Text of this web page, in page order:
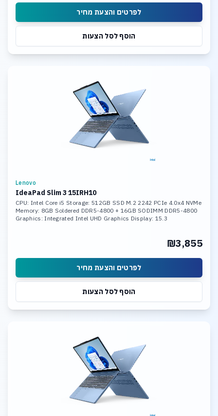
לפרטים והצעת מחיר
הוסף לסל הצעות
Lenovo
IdeaPad Slim 3 15IRH10
CPU: Intel Core i5 Storage: 512GB SSD M.2 2242 PCIe 4.0x4 NVMe
Memory: 8GB Soldered DDR5-4800 + 16GB SODIMM DDR5-4800
Graphics: Integrated Intel UHD Graphics Display: 15.3
₪3,855
לפרטים והצעת מחיר
הוסף לסל הצעות